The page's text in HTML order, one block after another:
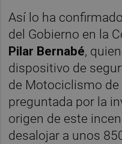
Así lo ha
del Gobierno en la
Pilar Bernabé,
dispositivo de
de Motociclismo de
preguntada por la
origen de este
desalojar a unos